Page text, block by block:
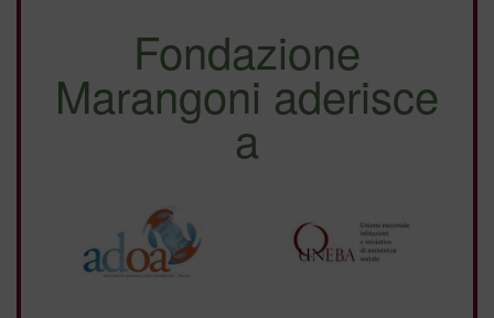
Fondazione
Marangoni aderisce
a